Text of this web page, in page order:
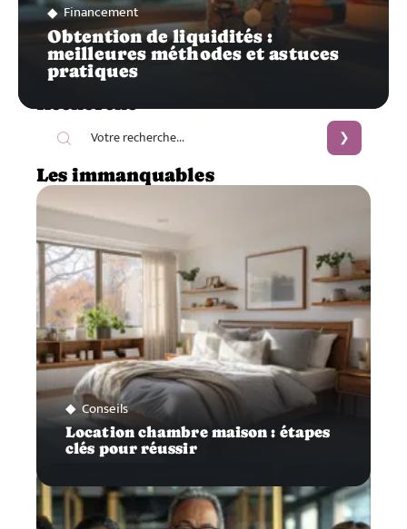
Financement
Obtention de liquidités :
meilleures méthodes et astuces
pratiques
Recherche
Les immanquables
Conseils
Location chambre maison : étapes
clés pour réussir